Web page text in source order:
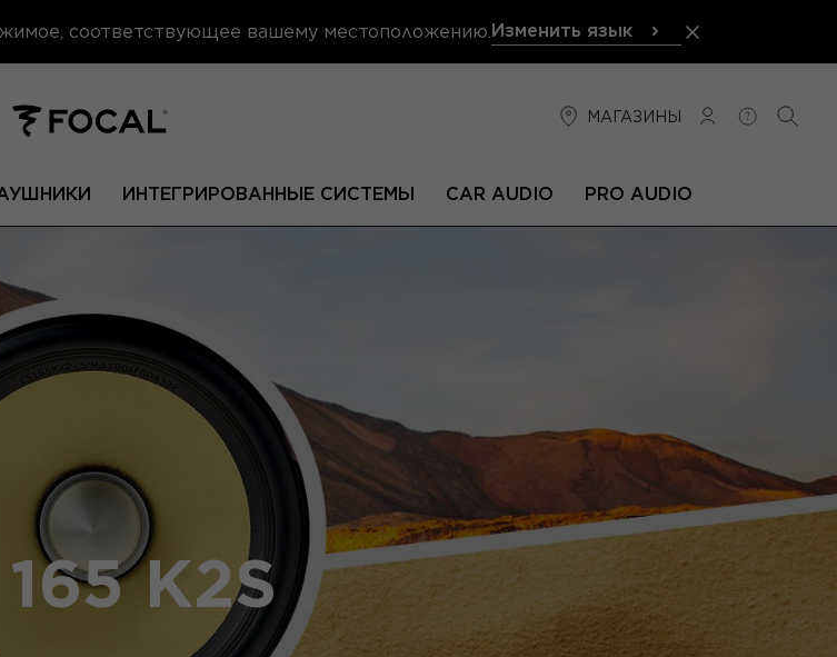
соответствующее вашему местоположению. Изменить язык
МАГАЗИНЫ
СОЕДИНЕНИЕ
ПОМОЩЬ
ИНТЕГРИРОВАННЫЕ СИСТЕМЫ CAR AUDIO PRO AUDIO
K2S